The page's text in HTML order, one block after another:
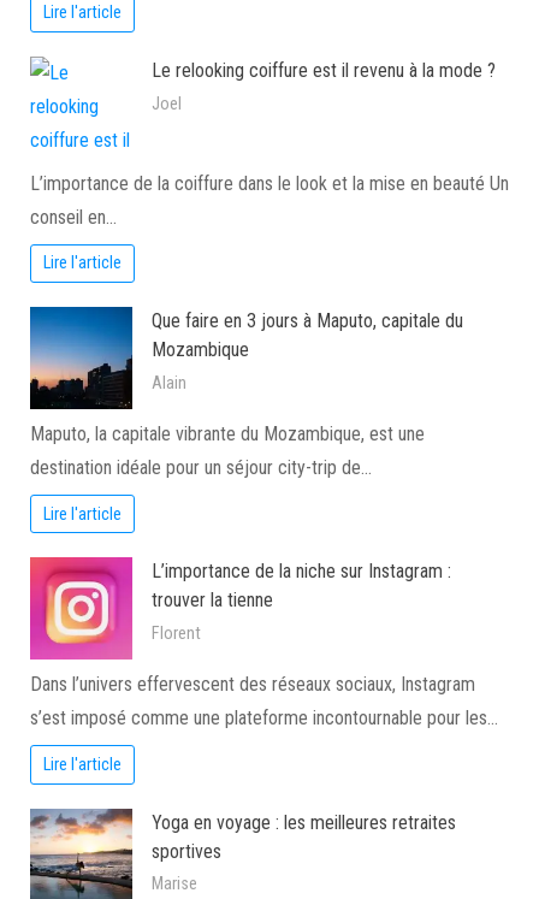
Lire l'article
Le relooking coiffure est il revenu à la mode ?
Joel
L’importance de la coiffure dans le look et la mise en beauté Un
conseil en…
Lire l'article
Que faire en 3 jours à Maputo, capitale du
Mozambique
Alain
Maputo, la capitale vibrante du Mozambique, est une
destination idéale pour un séjour city-trip de…
Lire l'article
L’importance de la niche sur Instagram :
trouver la tienne
Florent
Dans l’univers effervescent des réseaux sociaux, Instagram
s’est imposé comme une plateforme incontournable pour les…
Lire l'article
Yoga en voyage : les meilleures retraites
sportives
Marise